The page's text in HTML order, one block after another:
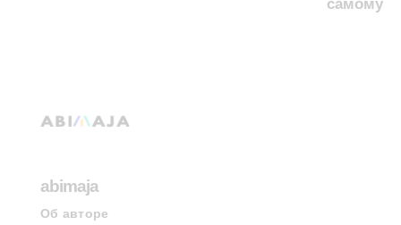
самому
abimaja
Об авторе